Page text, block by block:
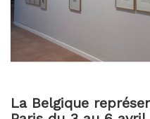
La Belgique